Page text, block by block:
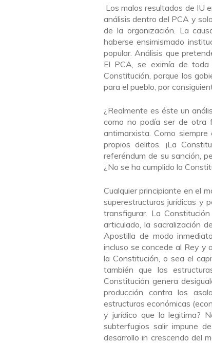
Los malos resultados de IU
análisis dentro del PCA y
de la organización. La
haberse ensimismado
popular. Análisis que
El PCA, se eximía de toda
Constitución, porque los
para el pueblo, por
¿Realmente es éste un
como no podía ser de otra
antimarxista. Como
propios delitos. ¡La
referéndum de su sanción,
¿No se ha cumplido la
Cualquier principiante en el
superestructuras jurídicas y
transfigurar. La
articulado, la sacralización
Apostilla de modo
incluso se concede al Rey y
la Constitución, o sea el
también que las
Constitución genera
producción contra los
estructuras económicas
y jurídico que la legitima?
subterfugios salir impune
desarrollo in crescendo del